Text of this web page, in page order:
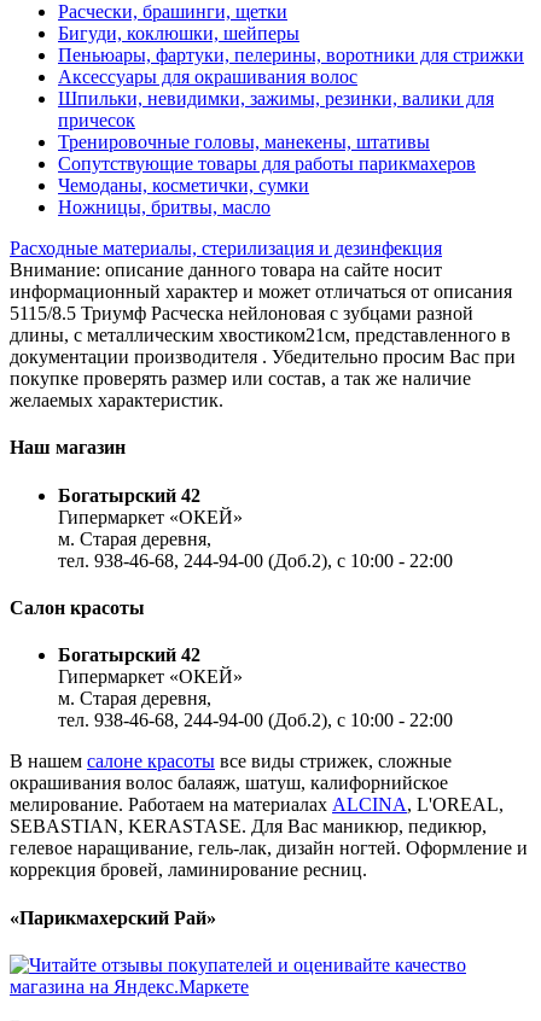
Расчески, брашинги, щетки
Бигуди, коклюшки, шейперы
Пеньюары, фартуки, пелерины, воротники для стрижки
Аксессуары для окрашивания волос
Шпильки, невидимки, зажимы, резинки, валики для
причесок
Тренировочные головы, манекены, штативы
Сопутствующие товары для работы парикмахеров
Чемоданы, косметички, сумки
Ножницы, бритвы, масло
Расходные материалы, стерилизация и дезинфекция
Внимание: описание данного товара на сайте носит
информационный характер и может отличаться от описания
5115/8.5 Триумф Расческа нейлоновая с зубцами разной
длины, с металлическим хвостиком21см, представленного в
документации производителя . Убедительно просим Вас при
покупке проверять размер или состав, а так же наличие
желаемых характеристик.
Наш магазин
Богатырский 42
Гипермаркет «ОКЕЙ»
м. Старая деревня,
тел. 938-46-68, 244-94-00 (Доб.2), c 10:00 - 22:00
Салон красоты
Богатырский 42
Гипермаркет «ОКЕЙ»
м. Старая деревня,
тел. 938-46-68, 244-94-00 (Доб.2), c 10:00 - 22:00
В нашем салоне красоты все виды стрижек, сложные
окрашивания волос балаяж, шатуш, калифорнийское
мелирование. Работаем на материалах ALCINA, L'OREAL,
SEBASTIAN, KERASTASE. Для Вас маникюр, педикюр,
гелевое наращивание, гель-лак, дизайн ногтей. Оформление и
коррекция бровей, ламинирование ресниц.
«Парикмахерский Рай»